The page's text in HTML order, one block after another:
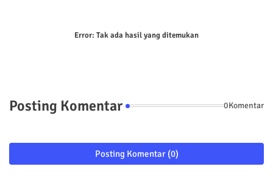
Error: Tak ada hasil yang ditemukan
Posting Komentar 0Komentar
Posting Komentar (0)